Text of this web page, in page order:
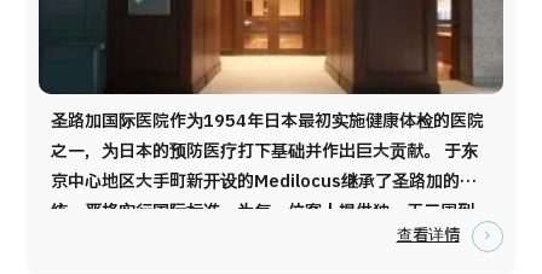
圣路加国际医院作为1954年日本最初实施健康体检的医院
之一，为日本的预防医疗打下基础并作出巨大贡献。 于东
京中心地区大手町新开设的Medilocus继承了圣路加的传
统、严格实行国际标准，为每一位客人提供独一无二周到
的医疗服务。 其魅力之一是您可以和家人朋友会员制设施
查看详情